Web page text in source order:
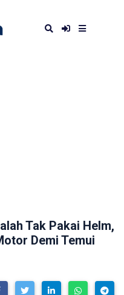
Tak Pakai Helm,
Demi Temui